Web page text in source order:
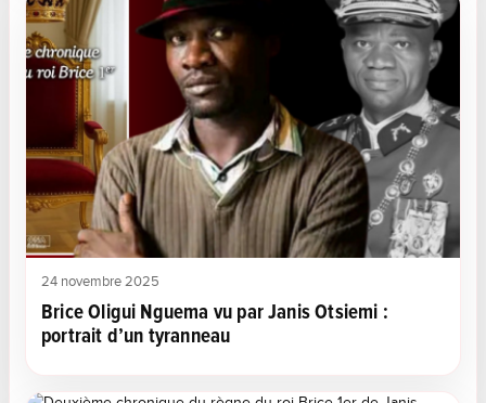
24 novembre 2025
Brice Oligui Nguema vu par Janis Otsiemi :
portrait d’un tyranneau